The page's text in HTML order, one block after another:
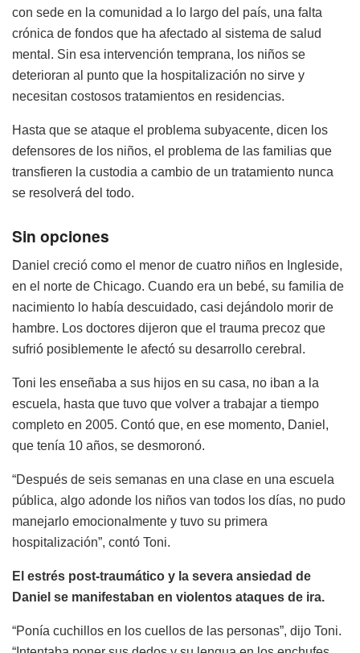
con sede en la comunidad a lo largo del país, una falta
crónica de fondos que ha afectado al sistema de salud
mental. Sin esa intervención temprana, los niños se
deterioran al punto que la hospitalización no sirve y
necesitan costosos tratamientos en residencias.
Hasta que se ataque el problema subyacente, dicen los
defensores de los niños, el problema de las familias que
transfieren la custodia a cambio de un tratamiento nunca
se resolverá del todo.
Sin opciones
Daniel creció como el menor de cuatro niños en Ingleside,
en el norte de Chicago. Cuando era un bebé, su familia de
nacimiento lo había descuidado, casi dejándolo morir de
hambre. Los doctores dijeron que el trauma precoz que
sufrió posiblemente le afectó su desarrollo cerebral.
Toni les enseñaba a sus hijos en su casa, no iban a la
escuela, hasta que tuvo que volver a trabajar a tiempo
completo en 2005. Contó que, en ese momento, Daniel,
que tenía 10 años, se desmoronó.
“Después de seis semanas en una clase en una escuela
pública, algo adonde los niños van todos los días, no pudo
manejarlo emocionalmente y tuvo su primera
hospitalización”, contó Toni.
El estrés post-traumático y la severa ansiedad de
Daniel se manifestaban en violentos ataques de ira.
“Ponía cuchillos en los cuellos de las personas”, dijo Toni.